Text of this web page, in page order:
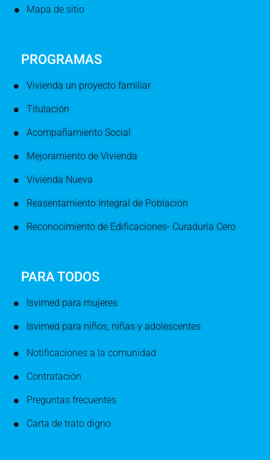
Mapa de sitio
PROGRAMAS
Vivienda un proyecto familiar
Titulación
Acompañamiento Social
Mejoramiento de Vivienda
Vivienda Nueva
Reasentamiento Integral de Población
Reconocimiento de Edificaciones- Curaduría Cero
PARA TODOS
Isvimed para mujeres
Isvimed para niños, niñas y adolescentes
Notificaciones a la comunidad
Contratación
Preguntas frecuentes
Carta de trato digno